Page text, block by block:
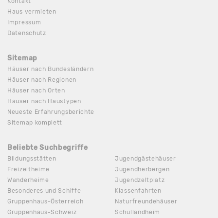
Haus vermieten
Impressum
Datenschutz
Sitemap
Häuser nach Bundesländern
Häuser nach Regionen
Häuser nach Orten
Häuser nach Haustypen
Neueste Erfahrungsberichte
Sitemap komplett
Beliebte Suchbegriffe
Bildungsstätten
Freizeitheime
Wanderheime
Besonderes und Schiffe
Gruppenhaus-Österreich
Gruppenhaus-Schweiz
Jugendgästehäuser
Jugendherbergen
Jugendzeltplatz
Klassenfahrten
Naturfreundehäuser
Schullandheim